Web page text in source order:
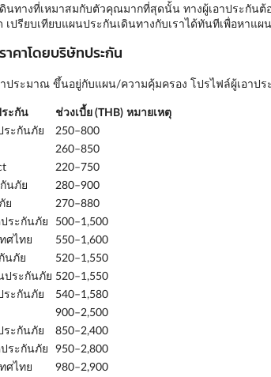
นทางที่เหมาสมกับตัวคุณมากที่สุดนั้น ทางผู้เอาประกันต้
เปรียบเทียบแผนประกันเดินทางกับเราได้ทันทีเพื่อหาแ
าคาโดยบริษัทประกัน
ประมาณ ขึ้นอยู่กับแผน/ความคุ้มครอง โปรไฟล์ผู้เอาป
ะกัน ช่วงเบี้ย (THB) หมายเหตุ
ระกันภัย
250–800
260–850
220–750
นภัย
280–900
ย
270–880
ระกันภัย
500–1,500
ศไทย
550–1,600
นภัย
520–1,550
ประกันภัย 520–1,550
ระกันภัย
540–1,580
900–2,500
ระกันภัย
850–2,400
ระกันภัย 950–2,800
ศไทย
980–2,900